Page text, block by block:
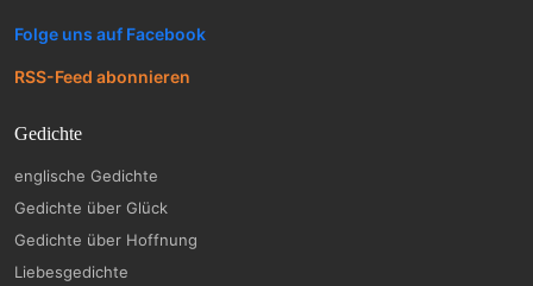
Folge uns auf Facebook
RSS-Feed abonnieren
Gedichte
englische Gedichte
Gedichte über Glück
Gedichte über Hoffnung
Liebesgedichte